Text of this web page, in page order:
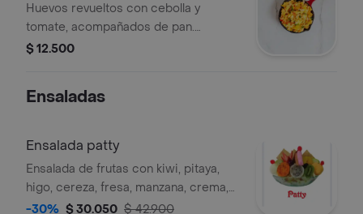
Huevos revueltos con cebolla y
tomate, acompañados de pan.
Porción personal.
$ 12.500
Ensaladas
Ensalada patty
Ensalada de frutas con kiwi, pitaya,
higo, cereza, fresa, manzana, crema,
queso, doble bola de helado del dia y
-30% $ 30.050 $ 42.900